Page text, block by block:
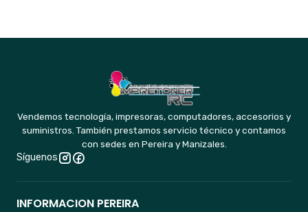
Vendemos tecnología, impresoras, computadores, accesorios y
suministros. También prestamos servicio técnico y contamos
con sedes en Pereira y Manizales.
Síguenos
INFORMACION PEREIRA